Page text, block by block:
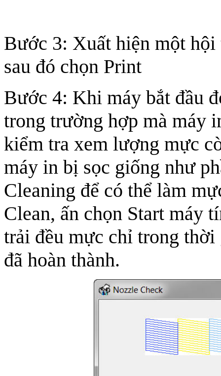
Bước 3: Xuất hiện một
sau đó chọn Print
Bước 4: Khi máy bắt đầu
trong trường hợp mà máy
kiểm tra xem lượng mực
máy in bị sọc giống như
Cleaning để có thể làm
Clean, ấn chọn Start máy
trải đều mực chỉ trong
đã hoàn thành.